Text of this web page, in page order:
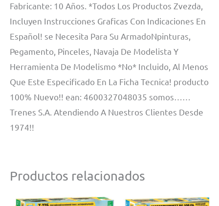
Fabricante: 10 Años. *Todos Los Productos Zvezda,
Incluyen Instrucciones Graficas Con Indicaciones En
Español! se Necesita Para Su ArmadoNpinturas,
Pegamento, Pinceles, Navaja De Modelista Y
Herramienta De Modelismo *No* Incluido, Al Menos
Que Este Especificado En La Ficha Tecnica! producto
100% Nuevo!! ean: 4600327048035 somos……
Trenes S.A. Atendiendo A Nuestros Clientes Desde
1974!!
Productos relacionados